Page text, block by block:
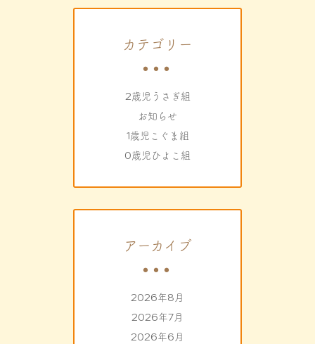
カテゴリー
2歳児うさぎ組
お知らせ
1歳児こぐま組
0歳児ひよこ組
アーカイブ
2026年8月
2026年7月
2026年6月